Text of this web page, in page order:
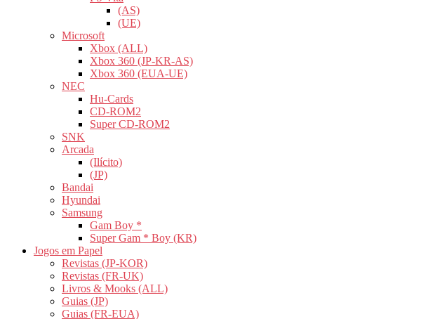
(AS)
(UE)
Microsoft
Xbox (ALL)
Xbox 360 (JP-KR-AS)
Xbox 360 (EUA-UE)
NEC
Hu-Cards
CD-ROM2
Super CD-ROM2
SNK
Arcada
(Ilícito)
(JP)
Bandai
Hyundai
Samsung
Gam Boy *
Super Gam * Boy (KR)
Jogos em Papel
Revistas (JP-KOR)
Revistas (FR-UK)
Livros & Mooks (ALL)
Guias (JP)
Guias (FR-EUA)